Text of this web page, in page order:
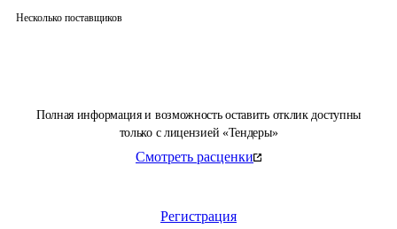
Полная информация и возможность оставить отклик доступны
только с лицензией «Тендеры»
Смотреть расценки
Регистрация
Несколько поставщиков